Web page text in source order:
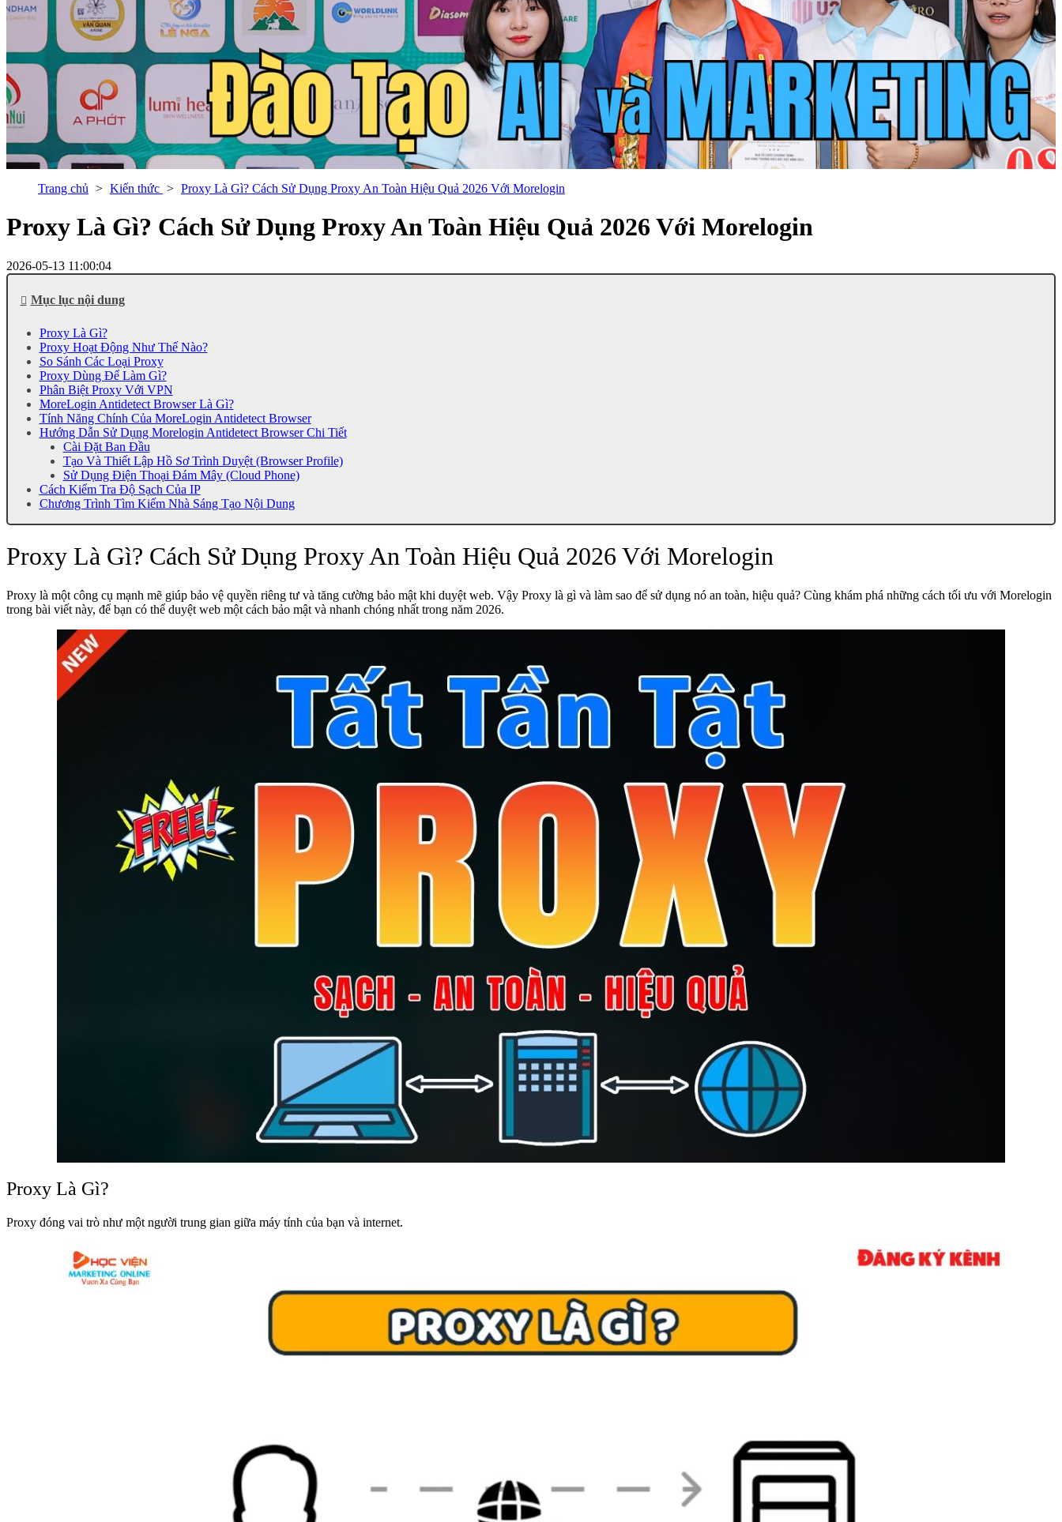
Trang chủ Kiến thức Proxy Là Gì? Cách Sử Dụng Proxy An Toàn Hiệu Quả 2026 Với Morelogin
Proxy Là Gì? Cách Sử Dụng Proxy An Toàn Hiệu Quả 2026 Với Morelogin
2026-05-13 11:00:04
Mục lục nội dung
Proxy Là Gì?
Proxy Hoạt Động Như Thế Nào?
So Sánh Các Loại Proxy
Proxy Dùng Để Làm Gì?
Phân Biệt Proxy Với VPN
MoreLogin Antidetect Browser Là Gì?
Tính Năng Chính Của MoreLogin Antidetect Browser
Hướng Dẫn Sử Dụng Morelogin Antidetect Browser Chi Tiết
Cài Đặt Ban Đầu
Tạo Và Thiết Lập Hồ Sơ Trình Duyệt (Browser Profile)
Sử Dụng Điện Thoại Đám Mây (Cloud Phone)
Cách Kiểm Tra Độ Sạch Của IP
Chương Trình Tìm Kiếm Nhà Sáng Tạo Nội Dung
Proxy Là Gì? Cách Sử Dụng Proxy An Toàn Hiệu Quả 2026 Với Morelogin
Proxy là một công cụ mạnh mẽ giúp bảo vệ quyền riêng tư và tăng cường bảo mật khi duyệt web. Vậy Proxy là gì và làm sao để sử dụng nó an toàn, hiệu quả? Cùng khám phá những cách tối ưu với Morelogin
trong bài viết này, để bạn có thể duyệt web một cách bảo mật và nhanh chóng nhất trong năm 2026.
Proxy Là Gì?
Proxy đóng vai trò như một người trung gian giữa máy tính của bạn và internet.